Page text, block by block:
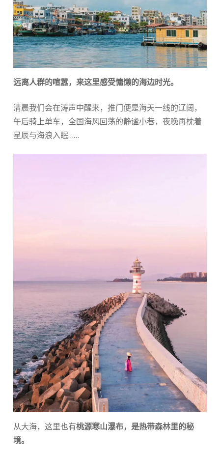
远离人群的喧嚣，来这里感受慵懒的海边时光。
清晨我们会在涛声中醒来，推门便是海天一线的辽阔，
午后骑上单车，全国海风回荡的静谧小巷，夜晚再枕着
星辰与海浪入眠……
从大海，这里也有桃源寒山瀑布，是热带森林里的秘
境。